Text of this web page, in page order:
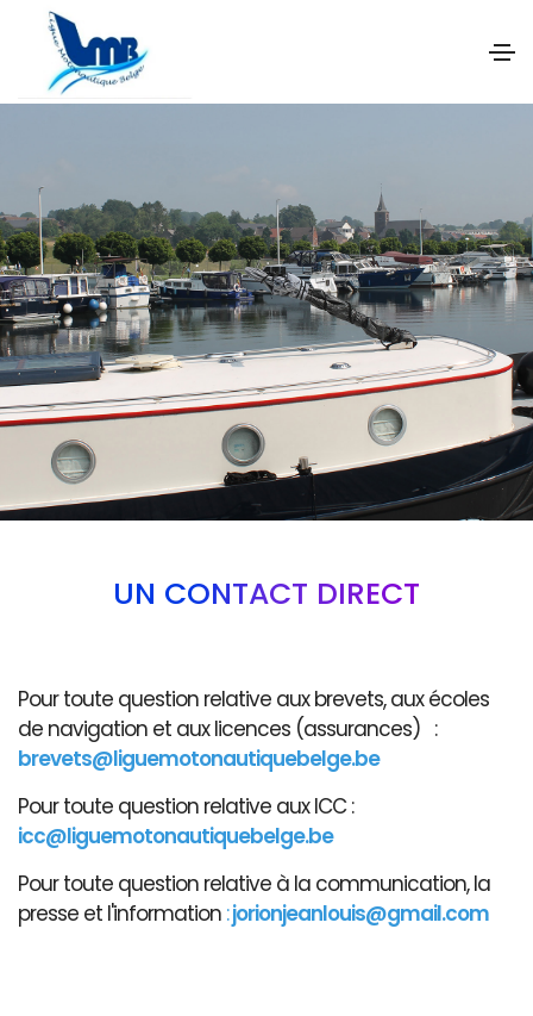
UN CONTACT DIRECT
Pour toute question relative aux brevets, aux écoles
de navigation et aux licences (assurances) :
brevets@liguemotonautiquebelge.be
Pour toute question relative aux ICC :
icc@liguemotonautiquebelge.be
Pour toute question relative à la communication, la
presse et l'information :jorionjeanlouis@gmail.com